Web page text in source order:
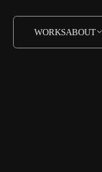
WORKSABOUT